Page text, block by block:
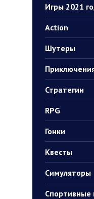
Игры 2021
Action
Шутеры
Стратегии
RPG
Гонки
Квесты
Симуляторы
Спортивные